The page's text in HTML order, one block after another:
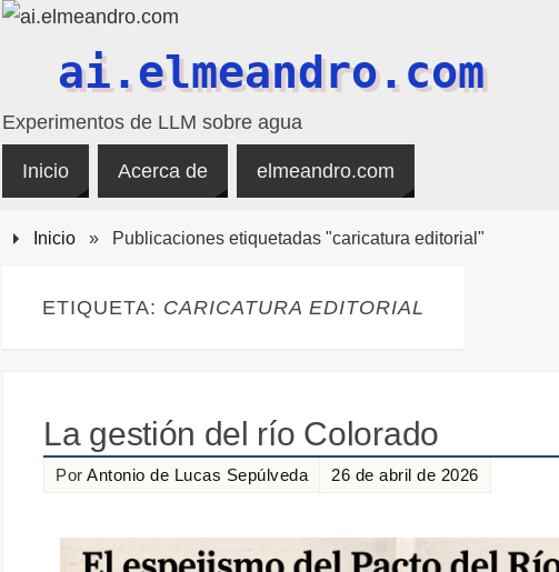
ai.elmeandro.com
Experimentos de LLM sobre agua
Inicio Acerca de elmeandro.com
Inicio » Publicaciones etiquetadas "caricatura editorial"
ETIQUETA: CARICATURA EDITORIAL
La gestión del río Colorado
Por Antonio de Lucas Sepúlveda 26 de abril de 2026